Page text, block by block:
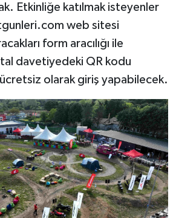
Etkinliğe katılmak isteyenler
web sitesi
form aracılığı ile
davetiyedeki QR kodu
ücretsiz olarak giriş yapabilecek.